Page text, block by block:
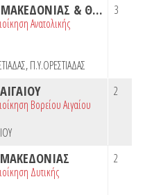
ΠΕ.ΠΥ.Δ. ΑΝΑΤΟΛ. ΜΑΚΕΔΟΝΙΑΣ & ΘΡΑΚΗΣ
Ανατολικής
,Π.Υ.ΟΡΕΣΤΙΑΔΑΣ
3
Βορείου Αιγαίου
2
Δυτικής
2